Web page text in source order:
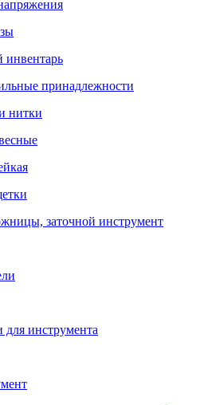
инвентарь
принадлежности
нитки
заточной инструмент
инструмента